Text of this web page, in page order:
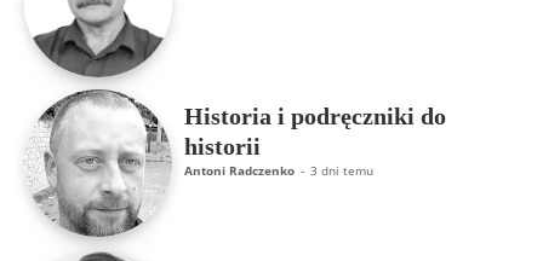
Historia i podręczniki do
historii
Antoni Radczenko - 3 dni temu